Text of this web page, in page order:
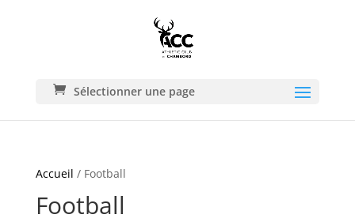
Sélectionner une page
Accueil / Football
Football